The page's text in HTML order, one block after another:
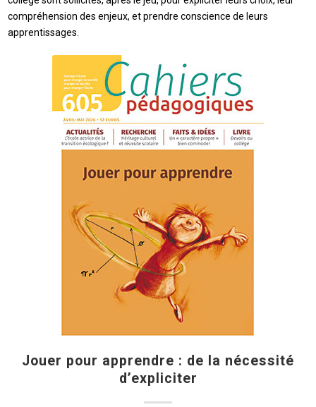
compréhension des enjeux, et prendre conscience de leurs
apprentissages.
Jouer pour apprendre : de la nécessité
d’expliciter